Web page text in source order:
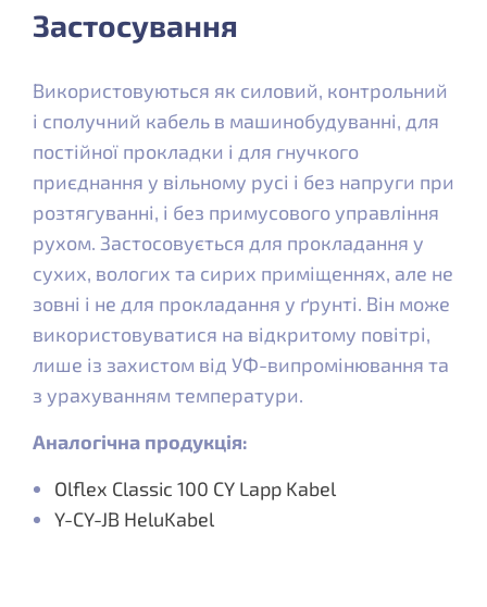
Застосування
Використовуються як силовий, контрольний
і сполучний кабель в машинобудуванні, для
постійної прокладки і для гнучкого
приєднання у вільному русі і без напруги при
розтягуванні, і без примусового управління
рухом. Застосовується для прокладання у
сухих, вологих та сирих приміщеннях, але не
зовні і не для прокладання у ґрунті. Він може
використовуватися на відкритому повітрі,
лише із захистом від УФ-випромінювання та
з урахуванням температури.
Аналогічна продукція:
Olflex Classic 100 CY Lapp Kabel
Y-CY-JB HeluKabel